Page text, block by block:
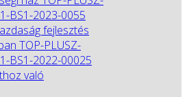
BS1-2023-0055
fejlesztés
TOP-PLUSZ-
BS1-2022-00025
való